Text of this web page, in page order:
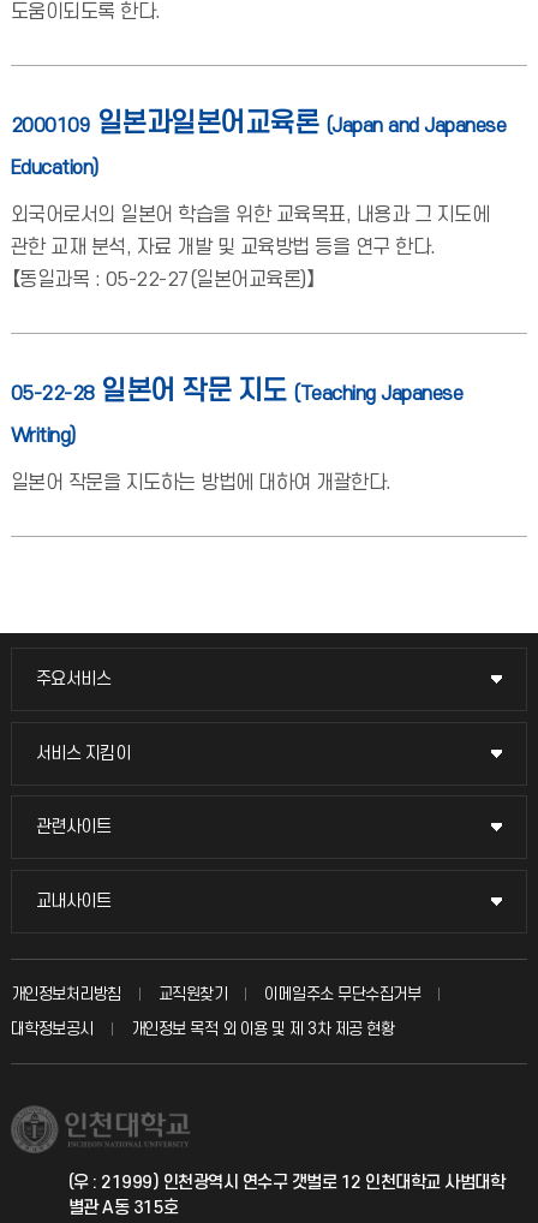
도움이되도록 한다.
2000109 일본과일본어교육론 (Japan and Japanese
Education)
외국어로서의 일본어 학습을 위한 교육목표, 내용과 그 지도에
관한 교재 분석, 자료 개발 및 교육방법 등을 연구 한다.
【동일과목 : 05-22-27(일본어교육론)】
05-22-28 일본어 작문 지도 (Teaching Japanese
Writing)
일본어 작문을 지도하는 방법에 대하여 개괄한다.
주요서비스
주요서비스
교무회의방송
입학안내
취업정보(학생)
서비스 지킴이
서비스 지킴이
묻고 답하기
칭찬마당
학생서비스 지킴이
관련사이트
관련사이트
국방헬프콜
총동문회
교내사이트
교내사이트
교수회
교육혁신본부
국제지원과
공자아카데미
개인정보처리방침 교직원찾기
이메일주소 무단수집거부
대학정보공시
개인정보 목적 외 이용 및 제 3차 제공 현황
(우 : 21999) 인천광역시 연수구 갯벌로 12 인천대학교 사범대학
별관 A동 315호